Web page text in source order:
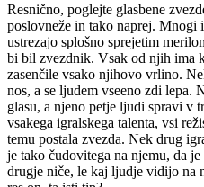
Resnično, poglejte glasbene
poslovneže in tako naprej. Mnogi
ustrezajo splošno sprejetim
bi bil zvezdnik. Vsak od njih ima
zasenčile vsako njihovo vrlino.
nos, a se ljudem vseeno zdi lepa.
glasu, a njeno petje ljudi spravi v
vsakega igralskega talenta, vsi
temu postala zvezda. Nek drug
je tako čudovitega na njemu, da
drugje niče, le kaj ljudje vidijo na